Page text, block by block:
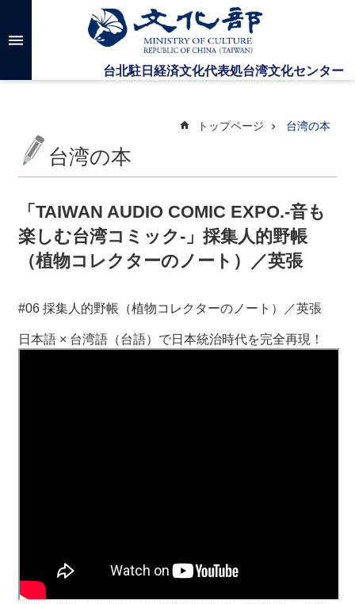
メインのコンテンツブロックにジャンプします
高
検
台
セ
に
い
て
事
トップページ 台湾の本
台湾の本
「TAIWAN AUDIO COMIC EXPO.‐音も
楽しむ台湾コミック‐」採集人的野帳
（植物コレクターのノート）／英張
#06 採集人的野帳（植物コレクターのノート）／英張
日本語 × 台湾語（台語）で日本統治時代を完全再現！